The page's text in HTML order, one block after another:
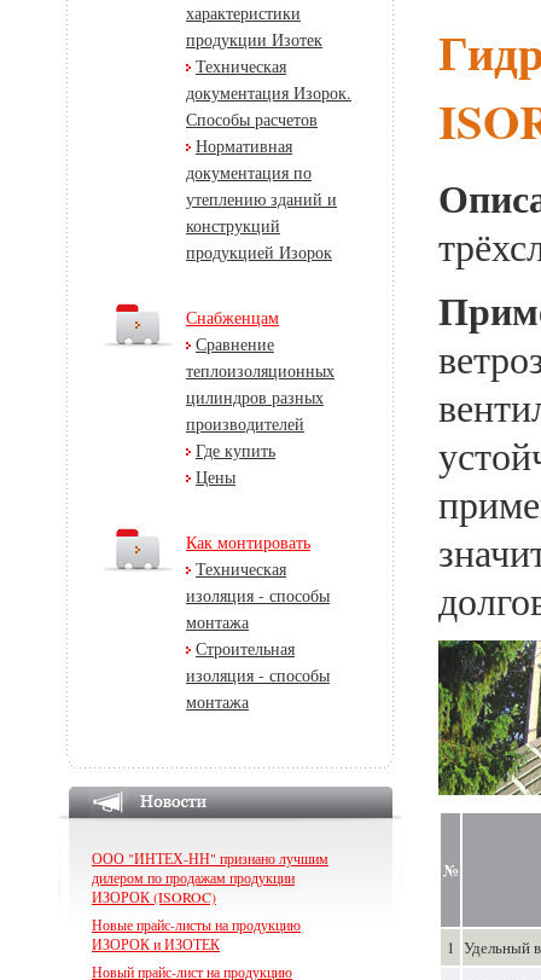
характеристики
продукции Изотек
Техническая
документация Изорок.
Способы расчетов
Нормативная
документация по
утеплению зданий и
конструкций
продукцией Изорок
Снабженцам
Сравнение
теплоизоляционных
цилиндров разных
производителей
Где купить
Цены
Как монтировать
Техническая
изоляция - способы
монтажа
Строительная
изоляция - способы
монтажа
ООО "ИНТЕХ-НН" признано лучшим
дилером по продажам продукции
ИЗОРОК (ISOROC)
Новые прайс-листы на продукцию
ИЗОРОК и ИЗОТЕК
Новый прайс-лист на продукцию
№
1 Удельный